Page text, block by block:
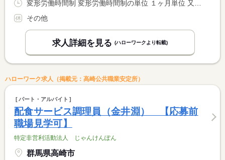
その他
求人詳細を見る (ハローワークより転載)
ハローワーク求人（掲載元：高崎公共職業安定所）
パート・アルバイト
配食サービス調理員（金井淵） 【応募前
職場見学可】
特定非営利活動法人 じゃんけんぽん
群馬県高崎市